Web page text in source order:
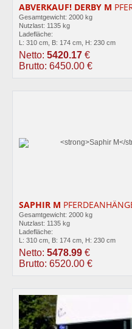
ABVERKAUF! DERBY M
Gesamtgewicht: 2000 kg
Nutzlast: 1135 kg
Ladefläche:
L: 310 cm, B: 174 cm, H: 230 cm
Netto: 5420.17 €
Brutto: 6450.00 €
SAPHIR M
Gesamtgewicht: 2000 kg
Nutzlast: 1135 kg
Ladefläche:
L: 310 cm, B: 174 cm, H: 230 cm
Netto: 5478.99 €
Brutto: 6520.00 €